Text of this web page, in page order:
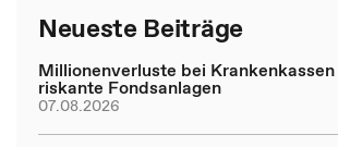
Neueste Beiträge
Millionenverluste bei
riskante Fondsanlagen
07.08.2026